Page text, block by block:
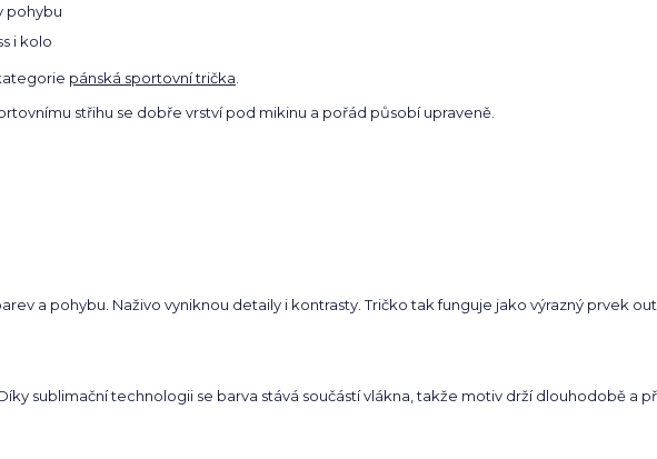
pohybu
i kolo
pánská sportovní trička
střihu se dobře vrství pod mikinu a pořád působí upraveně.
a pohybu. Naživo vyniknou detaily i kontrasty. Tričko tak funguje jako výrazný prvek
sublimační technologii se barva stává součástí vlákna, takže motiv drží dlouhodobě a